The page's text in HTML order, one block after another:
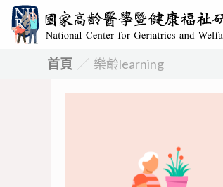
首頁 ／ 樂齡learning